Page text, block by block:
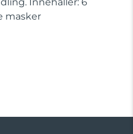
masker